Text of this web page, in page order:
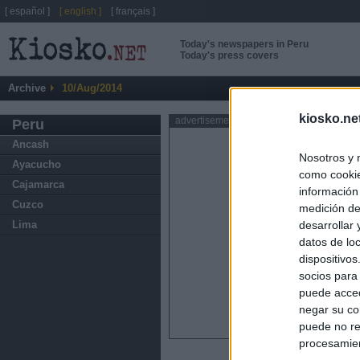
Nosotros y
como
medición
desarrollar
datos de
socios
puede
negar su
puede no
Today's newspapers in Peru
Today's press covers
Archive 10/Aug/2014
Peru
Ancash
Ayacucho
Cajamarca
Cuzco
Lima
advertisement
[ español ] [ english ] [ français ]